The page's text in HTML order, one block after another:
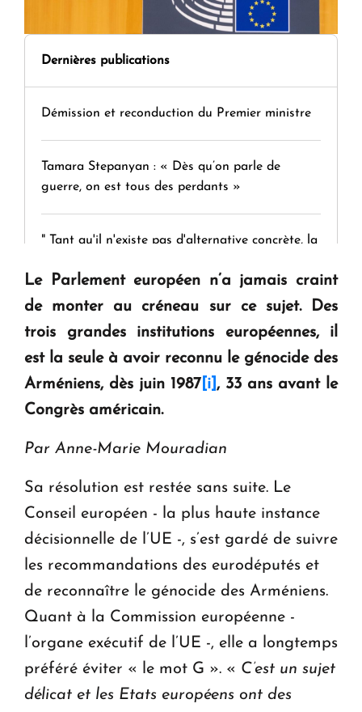
Dernières publications
Démission et reconduction du Premier ministre
Tamara Stepanyan : « Dès qu’on parle de
guerre, on est tous des perdants »
" Tant qu'il n'existe pas d'alternative concrète, la
KASA : 30 ans d'audace, de résilience et d'avenir
en Arménie
Le premier hôtel Hyatt Regency d'Arménie
ouvrira ses portes à Dilijan
Le Parlement européen n’a jamais craint
de monter au créneau sur ce sujet. Des
trois grandes institutions européennes, il
est la seule à avoir reconnu le génocide des
Arméniens, dès juin 1987 [i], 33 ans avant le
Congrès américain.
Par Anne-Marie Mouradian
Sa résolution est restée sans suite. Le
Conseil européen - la plus haute instance
décisionnelle de l’UE -, s’est gardé de suivre
les recommandations des eurodéputés et
de reconnaître le génocide des Arméniens.
Quant à la Commission européenne -
l’organe exécutif de l’UE -, elle a longtemps
préféré éviter « le mot G ». « C’est un sujet
délicat et les Etats européens ont des